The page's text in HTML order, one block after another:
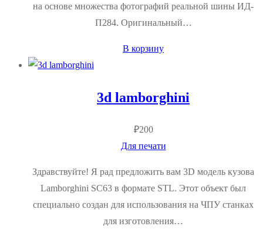
на основе множества фотографий реальной шины ИД-
П284. Оригинальный…
В корзину
3d lamborghini
₽200
Для печати
Здравствуйте! Я рад предложить вам 3D модель кузова
Lamborghini SC63 в формате STL. Этот объект был
специально создан для использования на ЧПУ станках
для изготовления…